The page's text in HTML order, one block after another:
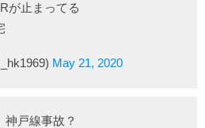
が止まってる
May 21, 2020
神戸線事故？